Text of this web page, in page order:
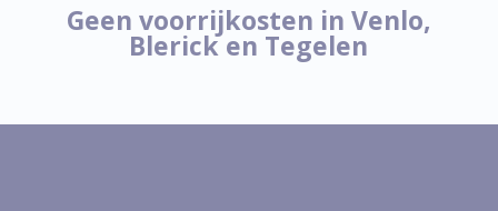
Geen voorrijkosten in Venlo,
Blerick en Tegelen